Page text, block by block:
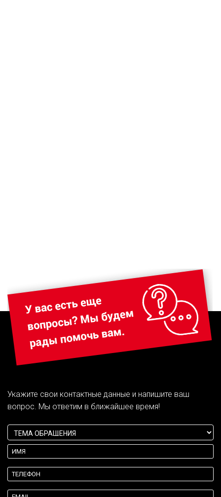
Укажите свои контактные данные и напишите ваш
вопрос. Мы ответим в ближайшее время!